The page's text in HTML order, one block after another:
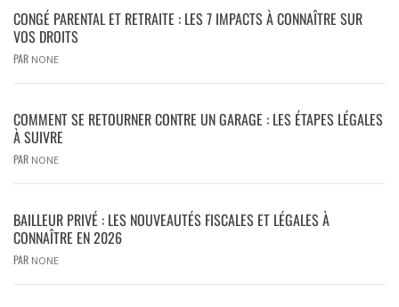
CONGÉ PARENTAL ET RETRAITE : LES 7 IMPACTS À CONNAÎTRE SUR
VOS DROITS
PAR NONE
COMMENT SE RETOURNER CONTRE UN GARAGE : LES ÉTAPES LÉGALES
À SUIVRE
PAR NONE
BAILLEUR PRIVÉ : LES NOUVEAUTÉS FISCALES ET LÉGALES À
CONNAÎTRE EN 2026
PAR NONE